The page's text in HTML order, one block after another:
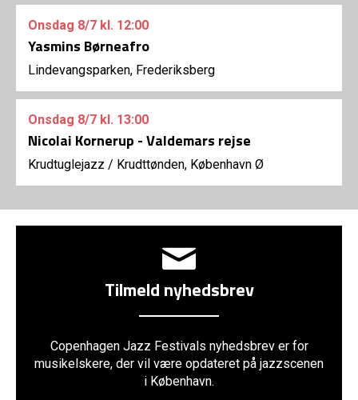
Onsdag 8/7 kl. 12:00
Yasmins Børneafro
Lindevangsparken, Frederiksberg
Onsdag 8/7 kl. 13:00
Nicolai Kornerup - Valdemars rejse
Krudtuglejazz / Krudttønden, København Ø
Tilmeld nyhedsbrev
Copenhagen Jazz Festivals nyhedsbrev er for
musikelskere, der vil være opdateret på jazzscenen
i København.